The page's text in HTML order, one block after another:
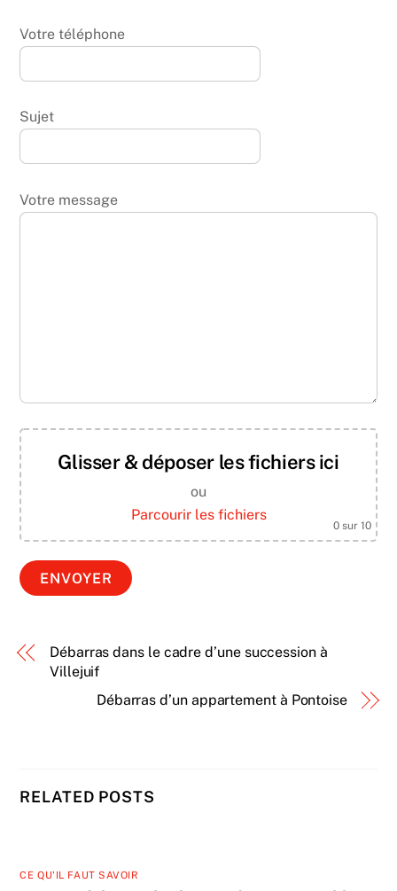
Votre téléphone
Sujet
Votre message
Glisser & déposer les fichiers ici
ou
Parcourir les fichiers
0sur 10
Débarras dans le cadre d’une succession à
Villejuif
Débarras d’un appartement à Pontoise
RELATED POSTS
CE QU'IL FAUT SAVOIR